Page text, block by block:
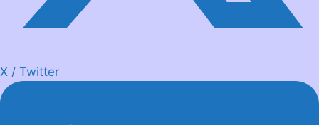
X / Twitter